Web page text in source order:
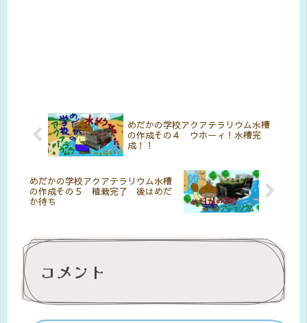
めだかの学校アクアテラリウム水槽
の作成その４ ウホーィ！水槽完
成！！
めだかの学校アクアテラリウム水槽
の作成その５ 植栽完了 後はめだ
か待ち
コメント